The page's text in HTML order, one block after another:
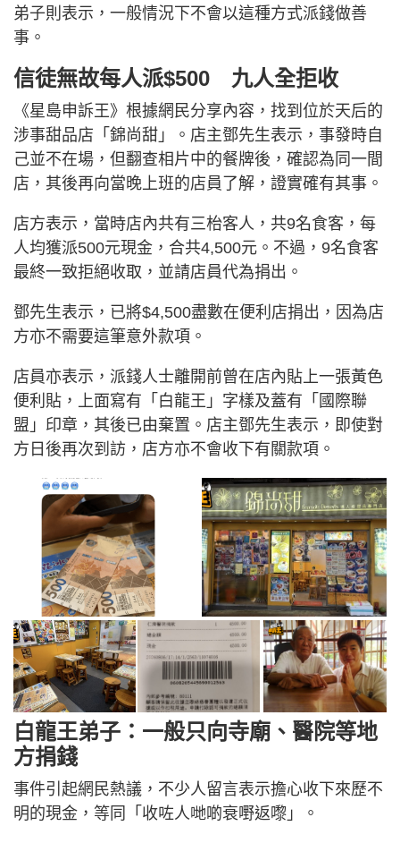
弟子則表示，一般情況下不會以這種方式派錢做善
事。
信徒無故每人派$500 九人全拒收
《星島申訴王》根據網民分享內容，找到位於天后的
涉事甜品店「錦尚甜」。店主鄧先生表示，事發時自
己並不在場，但翻查相片中的餐牌後，確認為同一間
店，其後再向當晚上班的店員了解，證實確有其事。
店方表示，當時店內共有三枱客人，共9名食客，每
人均獲派500元現金，合共4,500元。不過，9名食客
最終一致拒絕收取，並請店員代為捐出。
鄧先生表示，已將$4,500盡數在便利店捐出，因為店
方亦不需要這筆意外款項。
店員亦表示，派錢人士離開前曾在店內貼上一張黃色
便利貼，上面寫有「白龍王」字樣及蓋有「國際聯
盟」印章，其後已由棄置。店主鄧先生表示，即使對
方日後再次到訪，店方亦不會收下有關款項。
白龍王弟子：一般只向寺廟、醫院等地
方捐錢
事件引起網民熱議，不少人留言表示擔心收下來歷不
明的現金，等同「收咗人哋啲衰嘢返嚟」。